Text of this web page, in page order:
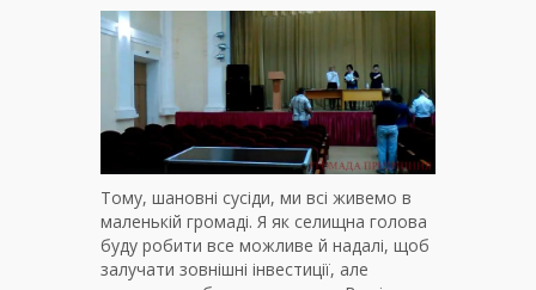
Тому, шановні сусіди, ми всі живемо в
маленькій громаді. Я як селищна голова
буду робити все можливе й надалі, щоб
залучати зовнішні інвестиції, але